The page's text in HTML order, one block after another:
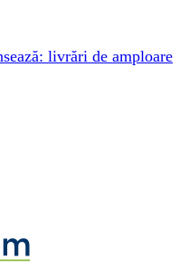
livrări de amploare